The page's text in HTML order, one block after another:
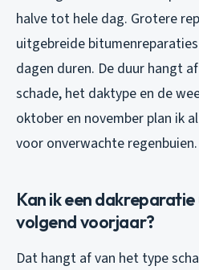
halve tot hele dag. Grotere
uitgebreide
dagen duren. De duur hangt
schade, het daktype en de
oktober en november plan ik
voor onverwachte regenbuien.
Kan ik een
volgend voorjaar?
Dat hangt af van het type